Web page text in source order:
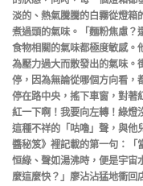
淡的、熱氣騰騰的白霧從燈
煮過頭的氣味。「麵粉焦慮？
食物相關的氣味都極度敏感。
為壓力過大而散發出的氣味。
停，因為無論從哪個方向看，
停在路中央，搖下車窗，對著
紅一下啊！我要向左轉！綠燈
這種不祥的「咕嚕」聲，與他
醬秘笈》裡記載的第一句：「
恒綠、聲如湯沸時，便是宇
麼這麼快？」廖沾沾猛地衝回